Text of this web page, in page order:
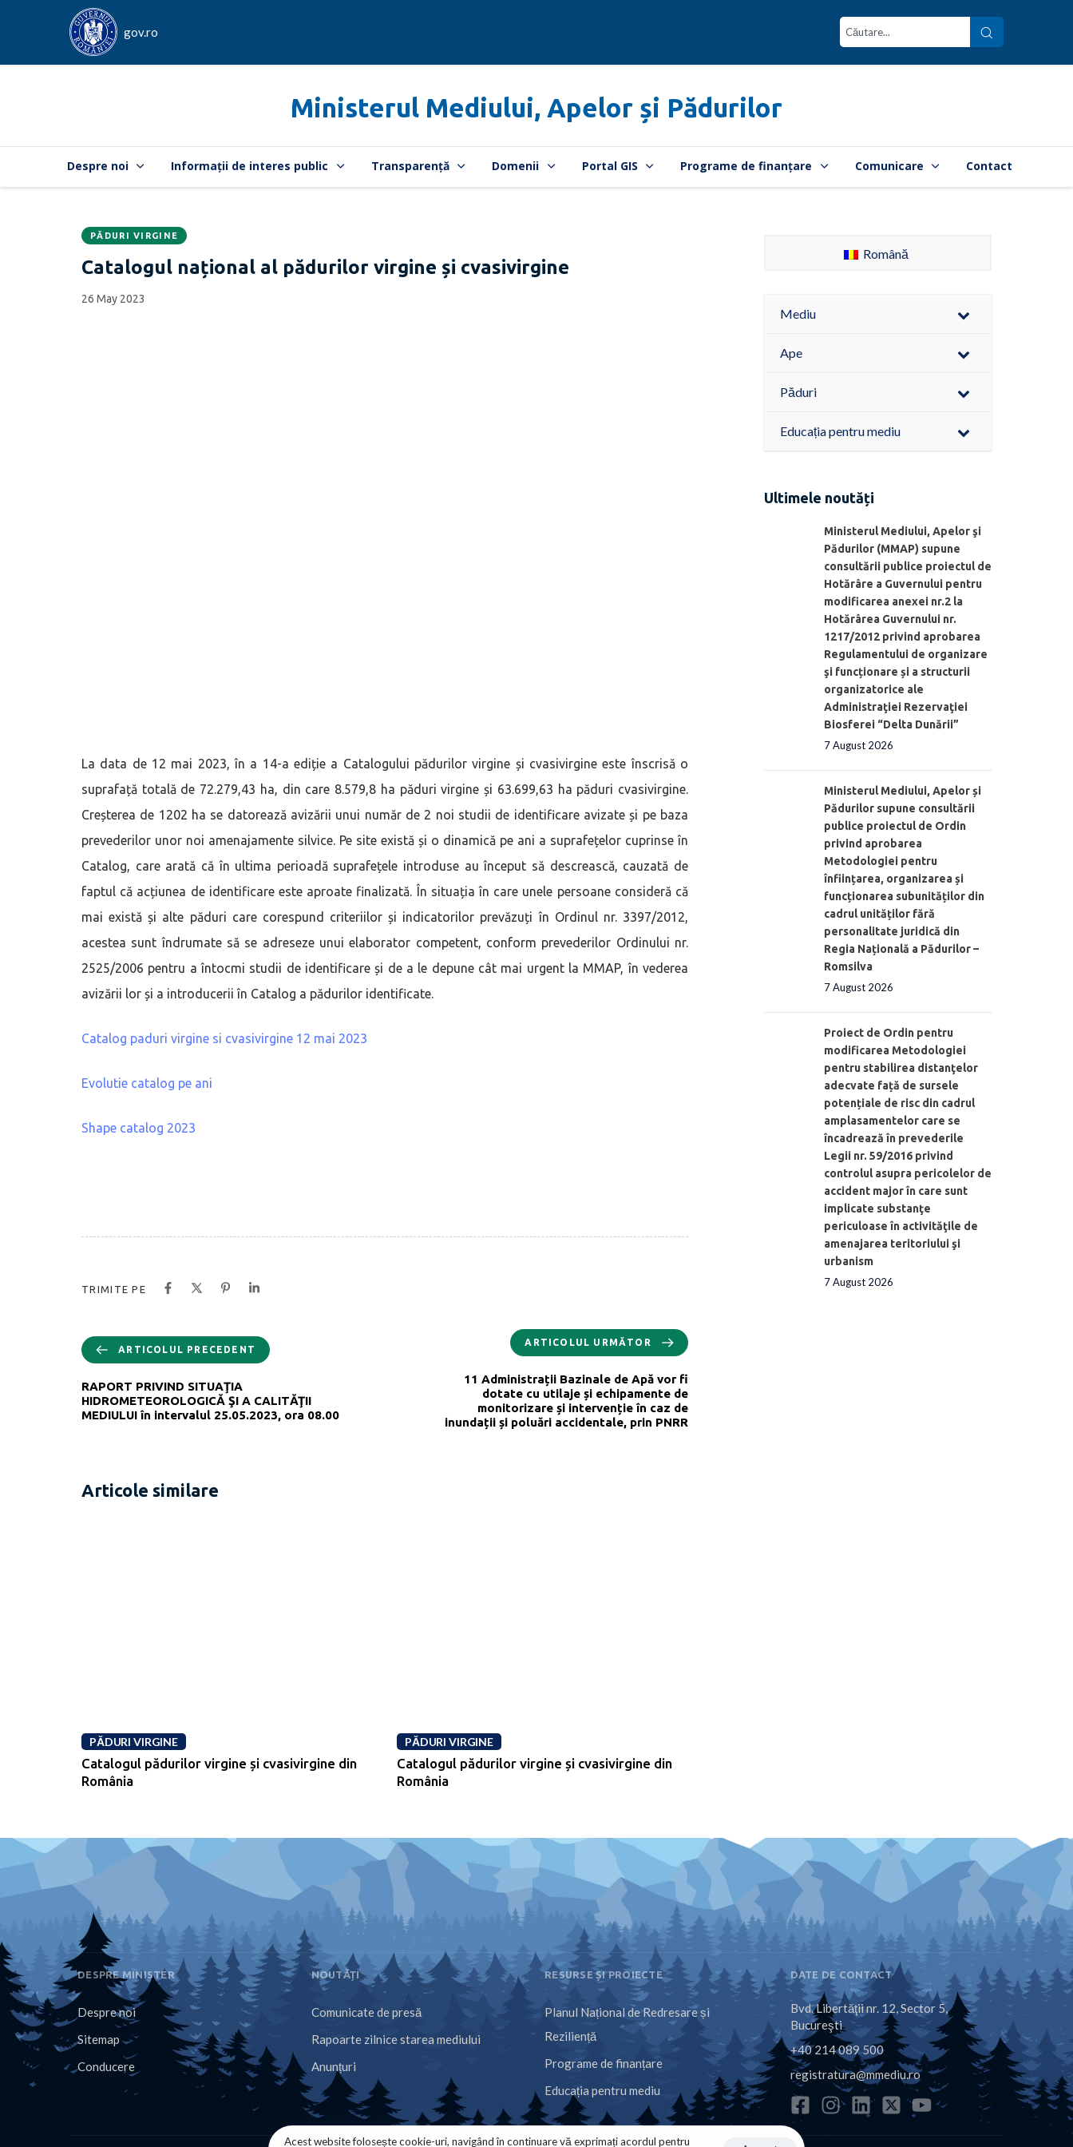
gov.ro
Ministerul Mediului, Apelor și Pădurilor
Despre noi Informații de interes public Transparență Domenii Portal GIS Programe de finanțare Comunicare Contact
CATEGORIA:
PĂDURI VIRGINE
Catalogul național al pădurilor virgine și cvasivirgine
Data
publicării:
26 May 2023
La data de 12 mai 2023, în a 14-a ediție a Catalogului pădurilor virgine și cvasivirgine este înscrisă o
suprafață totală de 72.279,43 ha, din care 8.579,8 ha păduri virgine și 63.699,63 ha păduri cvasivirgine.
Creșterea de 1202 ha se datorează avizării unui număr de 2 noi studii de identificare avizate și pe baza
prevederilor unor noi amenajamente silvice. Pe site există și o dinamică pe ani a suprafețelor cuprinse în
Catalog, care arată că în ultima perioadă suprafețele introduse au început să descrească, cauzată de
faptul că acțiunea de identificare este aproate finalizată. În situația în care unele persoane consideră că
mai există și alte păduri care corespund criteriilor și indicatorilor prevăzuți în Ordinul nr. 3397/2012,
acestea sunt îndrumate să se adreseze unui elaborator competent, conform prevederilor Ordinului nr.
2525/2006 pentru a întocmi studii de identificare și de a le depune cât mai urgent la MMAP, în vederea
avizării lor și a introducerii în Catalog a pădurilor identificate.
Catalog paduri virgine si cvasivirgine 12 mai 2023
Evolutie catalog pe ani
Shape catalog 2023
TRIMITE PE
ARTICOLUL PRECEDENT
RAPORT PRIVIND SITUAŢIA
HIDROMETEOROLOGICĂ ŞI A CALITĂŢII
MEDIULUI în intervalul 25.05.2023, ora 08.00
ARTICOLUL URMĂTOR
11 Administrații Bazinale de Apă vor fi
dotate cu utilaje și echipamente de
monitorizare și intervenție în caz de
inundații și poluări accidentale, prin PNRR
Articole similare
PĂDURI VIRGINE
Catalogul pădurilor virgine și cvasivirgine din
România
PĂDURI VIRGINE
Catalogul pădurilor virgine și cvasivirgine din
România
Română
Mediu
Ape
Păduri
Educația pentru mediu
Ultimele noutăți
Ministerul Mediului, Apelor şi
Pădurilor (MMAP) supune
consultării publice proiectul de
Hotărâre a Guvernului pentru
modificarea anexei nr.2 la
Hotărârea Guvernului nr.
1217/2012 privind aprobarea
Regulamentului de organizare
şi funcționare și a structurii
organizatorice ale
Administraţiei Rezervaţiei
Biosferei “Delta Dunării”
7 August 2026
Ministerul Mediului, Apelor și
Pădurilor supune consultării
publice proiectul de Ordin
privind aprobarea
Metodologiei pentru
înființarea, organizarea și
funcționarea subunităților din
cadrul unităților fără
personalitate juridică din
Regia Națională a Pădurilor –
Romsilva
7 August 2026
Proiect de Ordin pentru
modificarea Metodologiei
pentru stabilirea distanţelor
adecvate față de sursele
potențiale de risc din cadrul
amplasamentelor care se
încadrează în prevederile
Legii nr. 59/2016 privind
controlul asupra pericolelor de
accident major în care sunt
implicate substanţe
periculoase în activităţile de
amenajarea teritoriului şi
urbanism
7 August 2026
DESPRE MINISTER
Despre noi
Sitemap
Conducere
NOUTĂȚI
Comunicate de presă
Rapoarte zilnice starea mediului
Anunțuri
RESURSE ȘI PROIECTE
Planul Național de Redresare și
Reziliență
Programe de finanțare
Educația pentru mediu
DATE DE CONTACT
Bvd. Libertăţii nr. 12, Sector 5,
Bucureşti
+40 214 089 500
registratura@mmediu.ro
Acest website folosește cookie-uri, navigând în continuare vă exprimați acordul pentru